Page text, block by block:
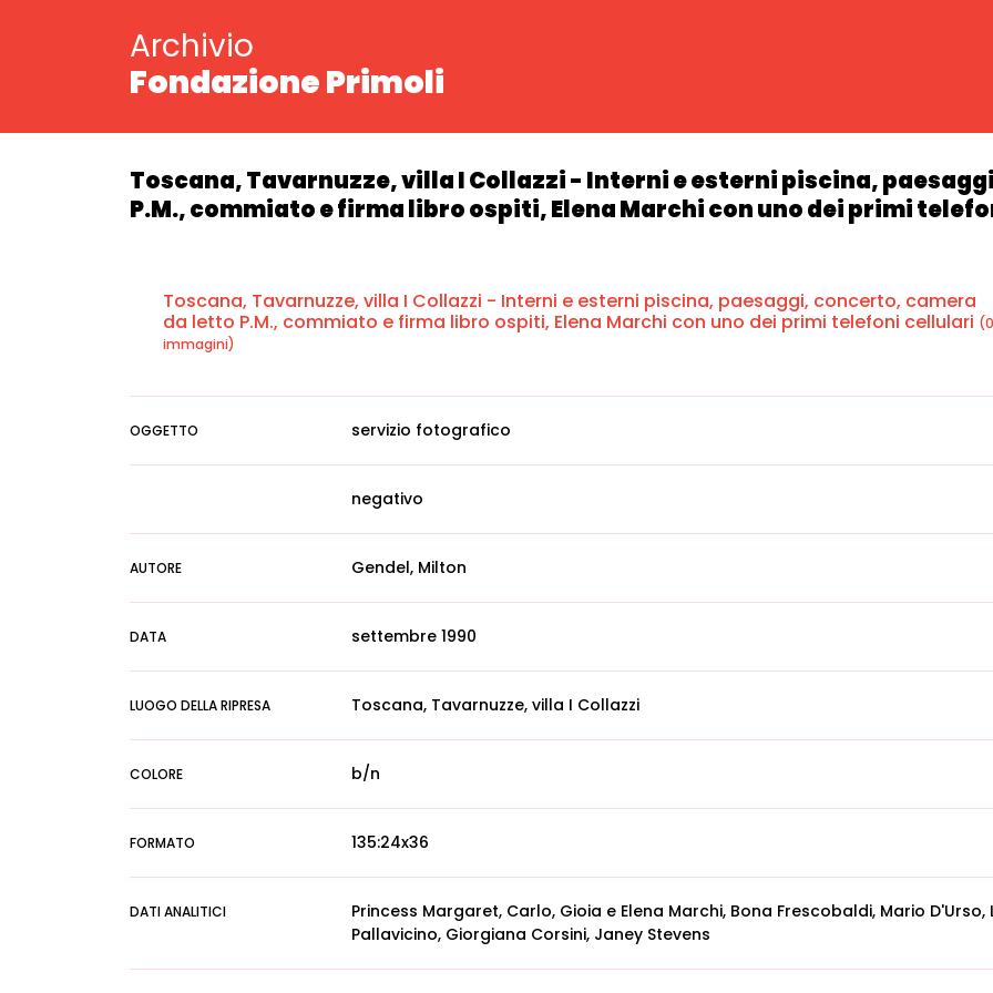
Archivio
Fondazione Primoli
Toscana, Tavarnuzze, villa I Collazzi - Interni e esterni piscina,
P.M., commiato e firma libro ospiti, Elena Marchi con uno dei primi
Toscana, Tavarnuzze, villa I Collazzi - Interni e esterni piscina, paesaggi, concerto, camera
da letto P.M., commiato e firma libro ospiti, Elena Marchi con uno dei primi telefoni cellulari (0
immagini)
OGGETTO servizio fotografico
negativo
AUTORE Gendel, Milton
DATA settembre 1990
LUOGO DELLA RIPRESA Toscana, Tavarnuzze, villa I Collazzi
COLORE b/n
FORMATO 135:24x36
DATI ANALITICI
Princess Margaret, Carlo, Gioia e Elena Marchi, Bona Frescobaldi, Mario D'Urso,
Pallavicino, Giorgiana Corsini, Janey Stevens